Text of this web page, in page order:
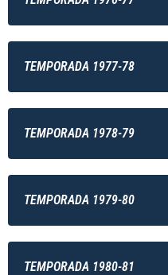
TEMPORADA 1977-78
TEMPORADA 1978-79
TEMPORADA 1979-80
TEMPORADA 1980-81